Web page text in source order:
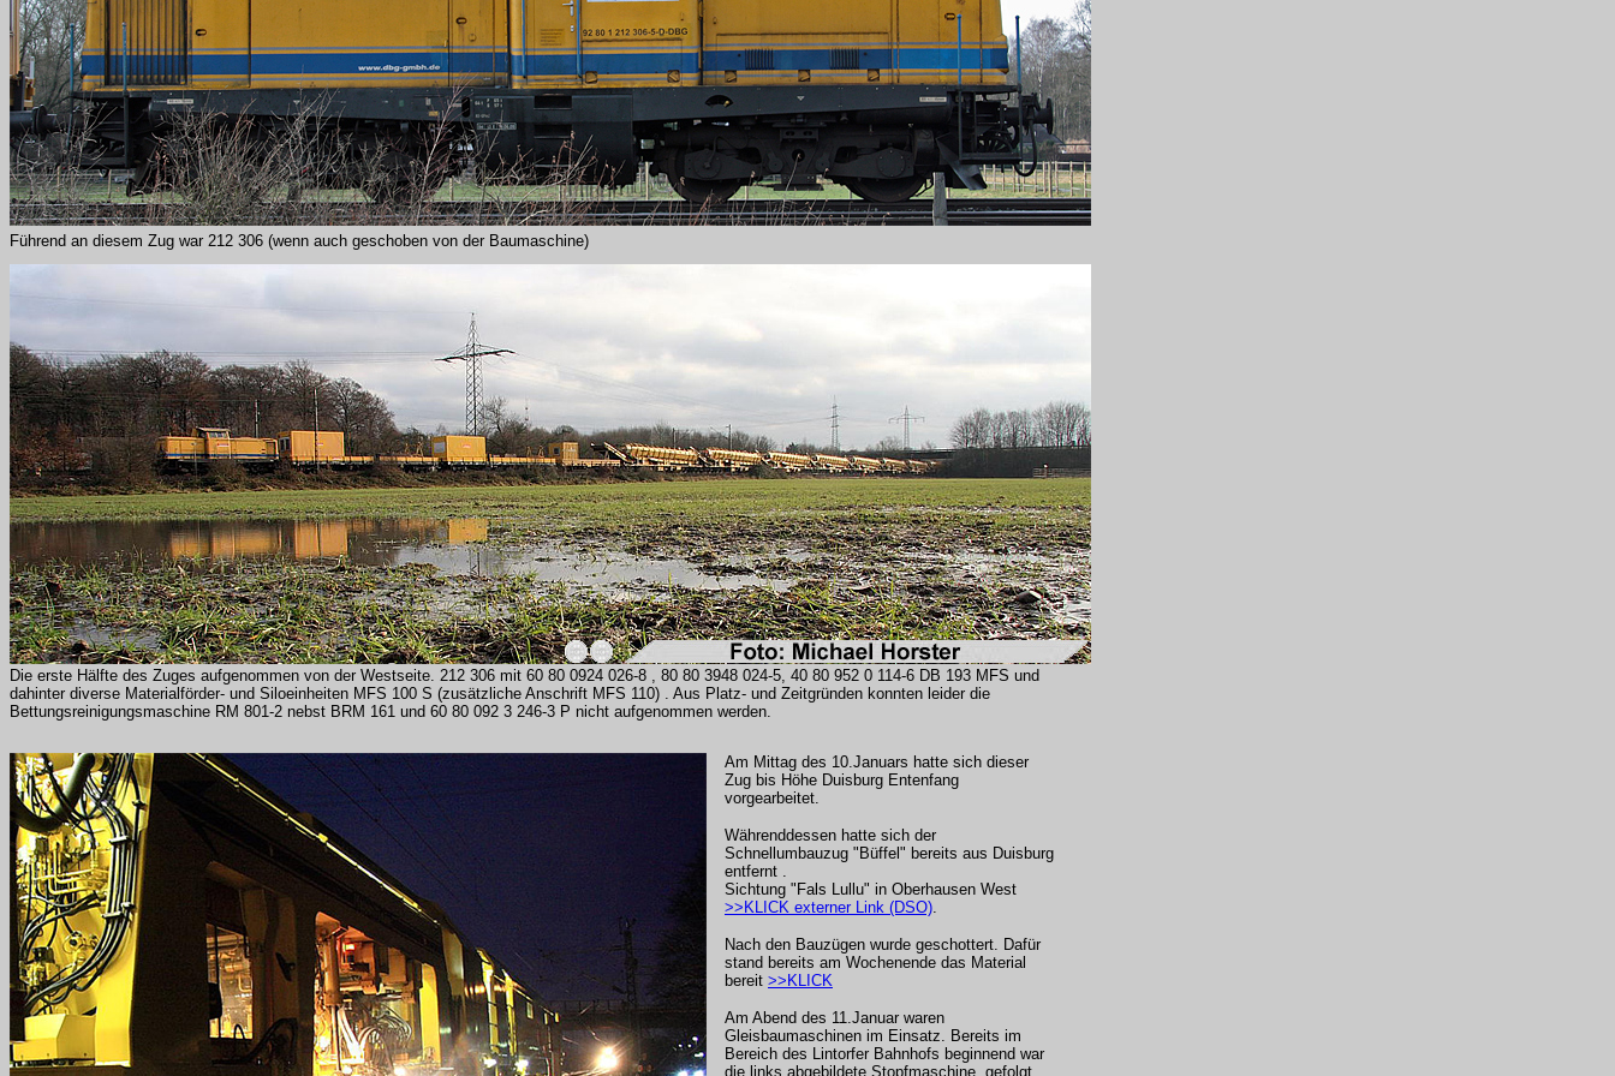
Führend an diesem Zug war 212 306 (wenn auch geschoben von der Baumaschine)
Die erste Hälfte des Zuges aufgenommen von der Westseite. 212 306 mit 60 80 0924 026-8 , 80 80 3948 024-5, 40 80 952 0 114-6 DB 193 MFS und
dahinter diverse Materialförder- und Siloeinheiten MFS 100 S (zusätzliche Anschrift MFS 110) . Aus Platz- und Zeitgründen konnten leider die
Bettungsreinigungsmaschine RM 801-2 nebst BRM 161 und 60 80 092 3 246-3 P nicht aufgenommen werden.
Am Mittag des 10.Januars hatte sich dieser
Zug bis Höhe Duisburg Entenfang
vorgearbeitet.
Währenddessen hatte sich der
Schnellumbauzug "Büffel" bereits aus Duisburg
entfernt .
Sichtung "Fals Lullu" in Oberhausen West
>>KLICK externer Link (DSO).
Nach den Bauzügen wurde geschottert. Dafür
stand bereits am Wochenende das Material
bereit >>KLICK
Am Abend des 11.Januar waren
Gleisbaumaschinen im Einsatz. Bereits im
Bereich des Lintorfer Bahnhofs beginnend war
die links abgebildete Stopfmaschine, gefolgt